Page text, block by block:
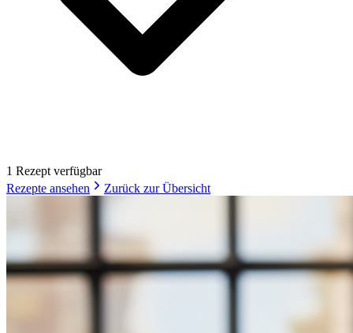
1 Rezept verfügbar
Rezepte ansehen
Zurück zur Übersicht